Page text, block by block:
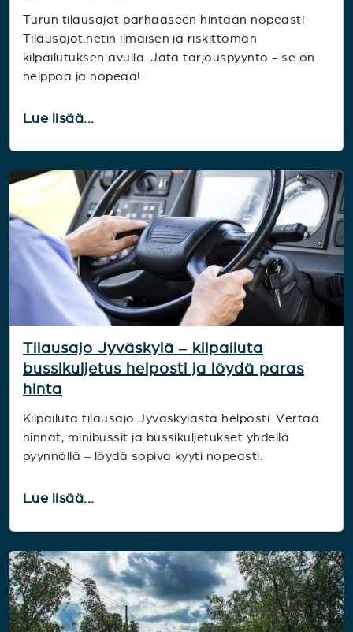
Turun tilausajot parhaaseen hintaan nopeasti
Tilausajot.netin ilmaisen ja riskittömän
kilpailutuksen avulla. Jätä tarjouspyyntö - se on
helppoa ja nopeaa!
Lue lisää...
Tilausajo Jyväskylä – kilpailuta
bussikuljetus helposti ja löydä paras
hinta
Kilpailuta tilausajo Jyväskylästä helposti. Vertaa
hinnat, minibussit ja bussikuljetukset yhdellä
pyynnöllä – löydä sopiva kyyti nopeasti.
Lue lisää...